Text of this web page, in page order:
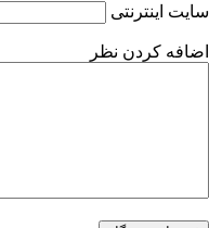
سایت اینترنتی
اضافه کردن نظر